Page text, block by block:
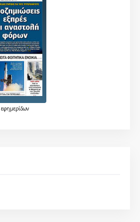
εφημερίδων